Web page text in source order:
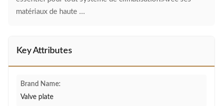
matériaux de haute ...
Key Attributes
Brand Name:
Valve plate